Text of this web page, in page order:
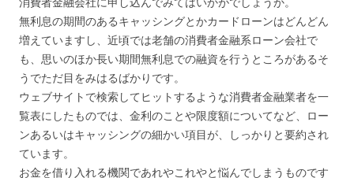
無利息の期間のあるキャッシングとかカードローンはどんどん
増えていますし、近頃では老舗の消費者金融系ローン会社で
も、思いのほか長い期間無利息での融資を行うところがあるそ
うでただ目をみはるばかりです。
ウェブサイトで検索してヒットするような消費者金融業者を一
覧表にしたものでは、金利のことや限度額についてなど、ロー
ンあるいはキャッシングの細かい項目が、しっかりと要約され
ています。
お金を借り入れる機関であれやこれやと悩んでしまうものです